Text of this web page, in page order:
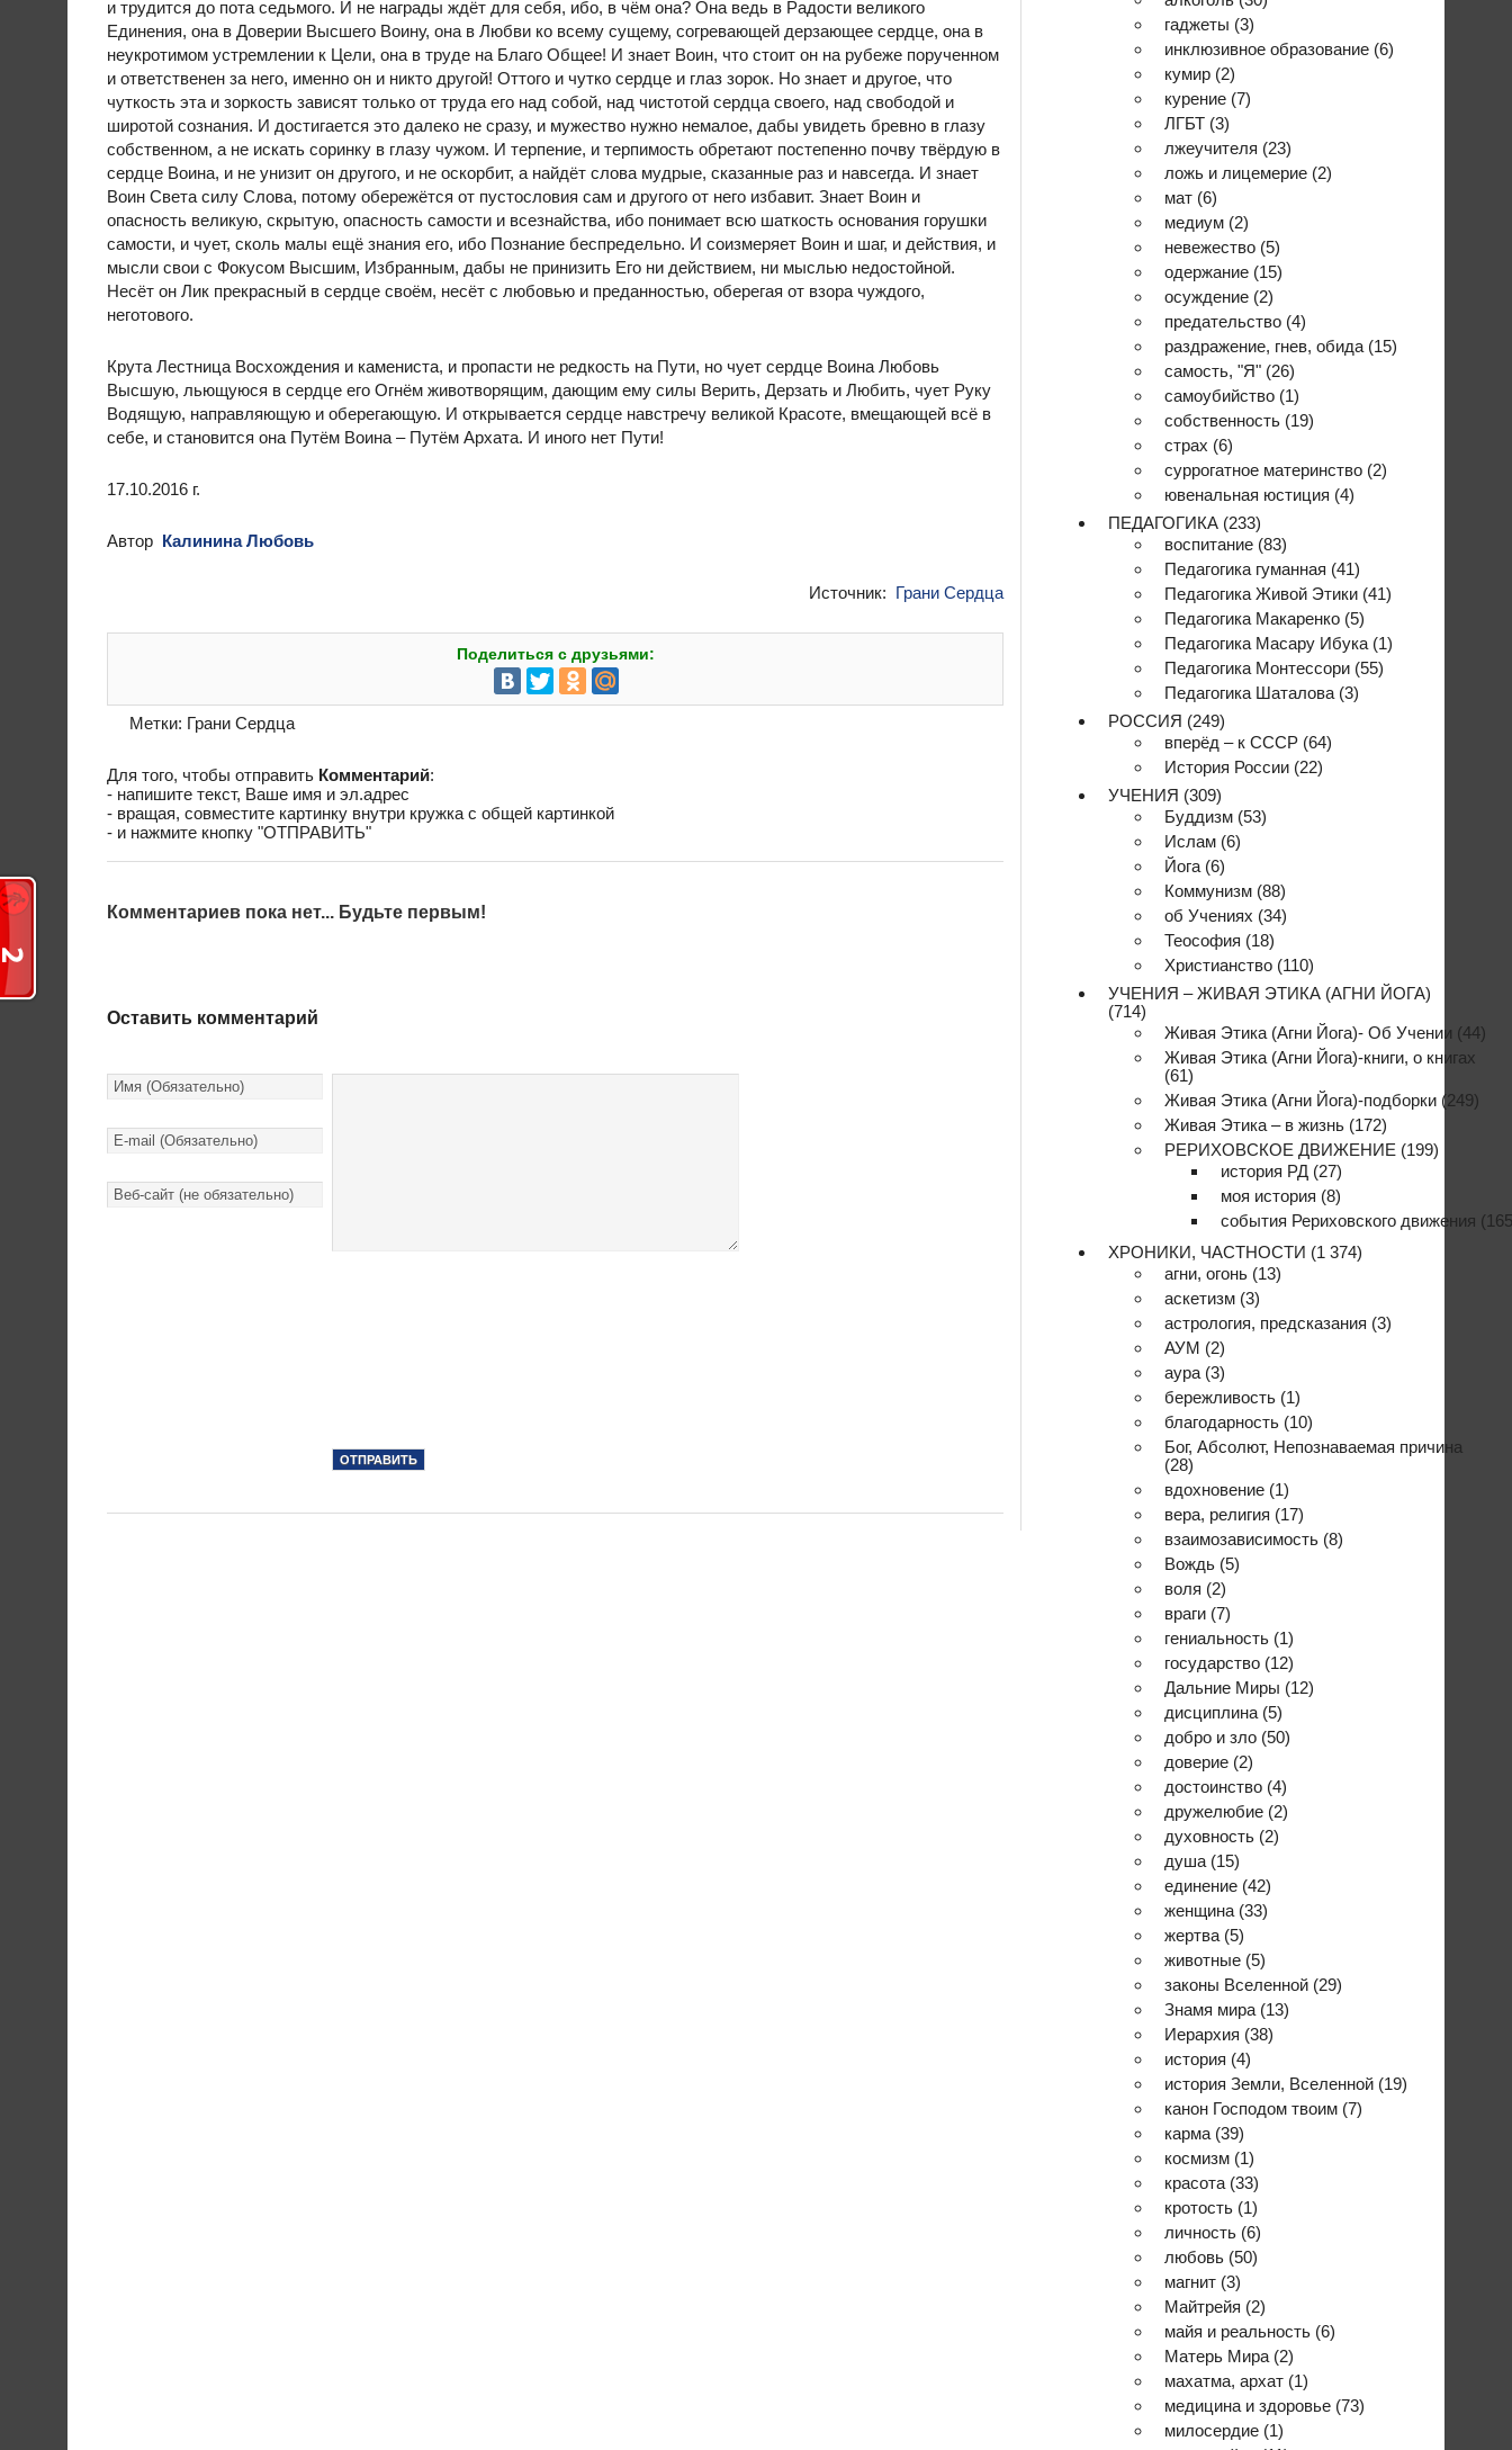
и трудится до пота седьмого. И не награды ждёт для себя, ибо, в чём она? Она ведь в Радости великого
Единения, она в Доверии Высшего Воину, она в Любви ко всему сущему, согревающей дерзающее сердце, она в
неукротимом устремлении к Цели, она в труде на Благо Общее! И знает Воин, что стоит он на рубеже порученном
и ответственен за него, именно он и никто другой! Оттого и чутко сердце и глаз зорок. Но знает и другое, что
чуткость эта и зоркость зависят только от труда его над собой, над чистотой сердца своего, над свободой и
широтой сознания. И достигается это далеко не сразу, и мужество нужно немалое, дабы увидеть бревно в глазу
собственном, а не искать соринку в глазу чужом. И терпение, и терпимость обретают постепенно почву твёрдую в
сердце Воина, и не унизит он другого, и не оскорбит, а найдёт слова мудрые, сказанные раз и навсегда. И знает
Воин Света силу Слова, потому обережётся от пустословия сам и другого от него избавит. Знает Воин и
опасность великую, скрытую, опасность самости и всезнайства, ибо понимает всю шаткость основания горушки
самости, и чует, сколь малы ещё знания его, ибо Познание беспредельно. И соизмеряет Воин и шаг, и действия, и
мысли свои с Фокусом Высшим, Избранным, дабы не принизить Его ни действием, ни мыслью недостойной.
Несёт он Лик прекрасный в сердце своём, несёт с любовью и преданностью, оберегая от взора чуждого,
неготового.
Крута Лестница Восхождения и камениста, и пропасти не редкость на Пути, но чует сердце Воина Любовь
Высшую, льющуюся в сердце его Огнём животворящим, дающим ему силы Верить, Дерзать и Любить, чует Руку
Водящую, направляющую и оберегающую. И открывается сердце навстречу великой Красоте, вмещающей всё в
себе, и становится она Путём Воина – Путём Архата. И иного нет Пути!
17.10.2016 г.
Автор Калинина Любовь
Источник: Грани Сердца
Поделиться с друзьями:
Метки: Грани Сердца
Для того, чтобы отправить Комментарий:
- напишите текст, Ваше имя и эл.адрес
- вращая, совместите картинку внутри кружка с общей картинкой
- и нажмите кнопку "ОТПРАВИТЬ"
Комментариев пока нет... Будьте первым!
Оставить комментарий
гаджеты (3)
инклюзивное образование (6)
кумир (2)
курение (7)
ЛГБТ (3)
лжеучителя (23)
ложь и лицемерие (2)
мат (6)
медиум (2)
невежество (5)
одержание (15)
осуждение (2)
предательство (4)
раздражение, гнев, обида (15)
самость, "Я" (26)
самоубийство (1)
собственность (19)
страх (6)
суррогатное материнство (2)
ювенальная юстиция (4)
ПЕДАГОГИКА (233)
воспитание (83)
Педагогика гуманная (41)
Педагогика Живой Этики (41)
Педагогика Макаренко (5)
Педагогика Масару Ибука (1)
Педагогика Монтессори (55)
Педагогика Шаталова (3)
РОССИЯ (249)
вперёд – к СССР (64)
История России (22)
УЧЕНИЯ (309)
Буддизм (53)
Ислам (6)
Йога (6)
Коммунизм (88)
об Учениях (34)
Теософия (18)
Христианство (110)
УЧЕНИЯ – ЖИВАЯ ЭТИКА (АГНИ ЙОГА)
(714)
Живая Этика (Агни Йога)- Об Учении (44)
Живая Этика (Агни Йога)-книги, о книгах
(61)
Живая Этика (Агни Йога)-подборки (249)
Живая Этика – в жизнь (172)
РЕРИХОВСКОЕ ДВИЖЕНИЕ (199)
история РД (27)
моя история (8)
события Рериховского движения
ХРОНИКИ, ЧАСТНОСТИ (1 374)
агни, огонь (13)
аскетизм (3)
астрология, предсказания (3)
АУМ (2)
аура (3)
бережливость (1)
благодарность (10)
Бог, Абсолют, Непознаваемая причина
(28)
вдохновение (1)
вера, религия (17)
взаимозависимость (8)
Вождь (5)
воля (2)
враги (7)
гениальность (1)
государство (12)
Дальние Миры (12)
дисциплина (5)
добро и зло (50)
доверие (2)
достоинство (4)
дружелюбие (2)
духовность (2)
душа (15)
единение (42)
женщина (33)
жертва (5)
животные (5)
законы Вселенной (29)
Знамя мира (13)
Иерархия (38)
история (4)
история Земли, Вселенной (19)
канон Господом твоим (7)
карма (39)
космизм (1)
красота (33)
кротость (1)
личность (6)
любовь (50)
магнит (3)
Майтрейя (2)
майя и реальность (6)
Матерь Мира (2)
махатма, архат (1)
медицина и здоровье (73)
милосердие (1)